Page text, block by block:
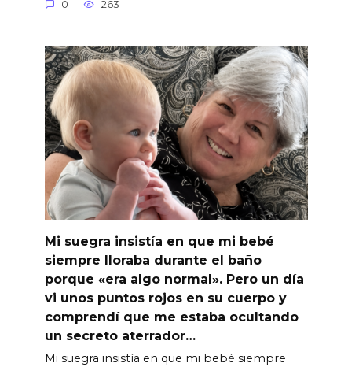
0 263
Mi suegra insistía en que mi bebé
siempre lloraba durante el baño
porque «era algo normal». Pero un día
vi unos puntos rojos en su cuerpo y
comprendí que me estaba ocultando
un secreto aterrador…
Mi suegra insistía en que mi bebé siempre